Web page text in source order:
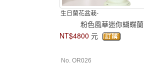
生日蘭花盆栽-
粉色風華迷你蝴蝶蘭
NT$4800 元
No. OR026